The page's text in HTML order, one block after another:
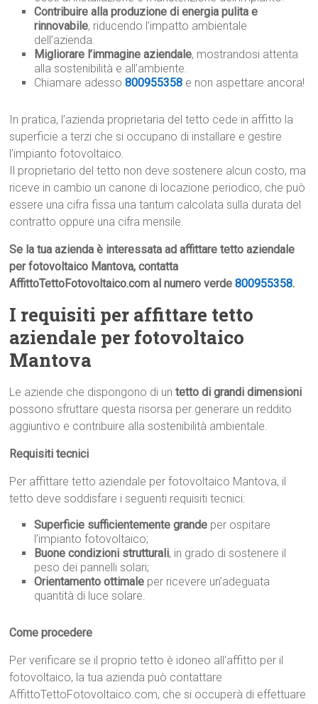
Contribuire alla produzione di energia pulita e
rinnovabile, riducendo l’impatto ambientale
dell’azienda.
Migliorare l’immagine aziendale, mostrandosi attenta
alla sostenibilità e all’ambiente.
Chiamare adesso800955358 e non aspettare ancora!
In pratica, l’azienda proprietaria del tetto cede in affitto la
superficie a terzi che si occupano di installare e gestire
l’impianto fotovoltaico.
Il proprietario del tetto non deve sostenere alcun costo, ma
riceve in cambio un canone di locazione periodico, che può
essere una cifra fissa una tantum calcolata sulla durata del
contratto oppure una cifra mensile.
Se la tua azienda è interessata ad affittare tetto aziendale
per fotovoltaico Mantova, contatta
AffittoTettoFotovoltaico.com al numero verde800955358.
I requisiti per affittare tetto
aziendale per fotovoltaico
Mantova
Le aziende che dispongono di untetto di grandi dimensioni
possono sfruttare questa risorsa per generare un reddito
aggiuntivo e contribuire alla sostenibilità ambientale.
Requisiti tecnici
Per affittare tetto aziendale per fotovoltaico Mantova, il
tetto deve soddisfare i seguenti requisiti tecnici:
Superficie sufficientemente grande per ospitare
l’impianto fotovoltaico;
Buone condizioni strutturali, in grado di sostenere il
peso dei pannelli solari;
Orientamento ottimale per ricevere un’adeguata
quantità di luce solare.
Come procedere
Per verificare se il proprio tetto è idoneo all’affitto per il
fotovoltaico, la tua azienda può contattare
AffittoTettoFotovoltaico.com, che si occuperà di effettuare